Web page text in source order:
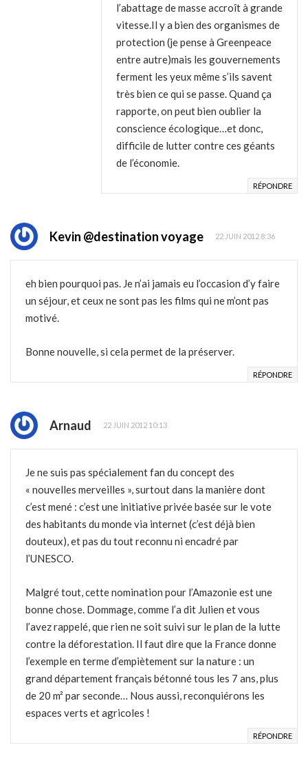
l’abattage de masse accroît à grande
vitesse.Il y a bien des organismes de
protection (je pense à Greenpeace
entre autre)mais les gouvernements
ferment les yeux même s’ils savent
très bien ce qui se passe. Quand ça
rapporte, on peut bien oublier la
conscience écologique…et donc,
difficile de lutter contre ces géants
de l’économie.
RÉPONDRE
Kevin @destination voyage 22 JUIN 2012 8:36
eh bien pourquoi pas. Je n’ai jamais eu l’occasion d’y faire
un séjour, et ceux ne sont pas les films qui ne m’ont pas
motivé.
Bonne nouvelle, si cela permet de la préserver.
RÉPONDRE
Arnaud 22 JUIN 2012 10:13
Je ne suis pas spécialement fan du concept des
« nouvelles merveilles », surtout dans la manière dont
c’est mené : c’est une initiative privée basée sur le vote
des habitants du monde via internet (c’est déjà bien
douteux), et pas du tout reconnu ni encadré par
l’UNESCO.
Malgré tout, cette nomination pour l’Amazonie est une
bonne chose. Dommage, comme l’a dit Julien et vous
l’avez rappelé, que rien ne soit suivi sur le plan de la lutte
contre la déforestation. Il faut dire que la France donne
l’exemple en terme d’empiètement sur la nature : un
grand département français bétonné tous les 7 ans, plus
de 20 m² par seconde… Nous aussi, reconquiérons les
espaces verts et agricoles !
RÉPONDRE